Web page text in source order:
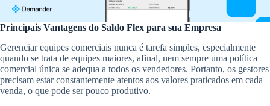
Principais Vantagens do Saldo Flex para sua Empresa
Gerenciar equipes comerciais nunca é tarefa simples, especialmente
quando se trata de equipes maiores, afinal, nem sempre uma política
comercial única se adequa a todos os vendedores. Portanto, os gestores
precisam estar constantemente atentos aos valores praticados em cada
venda, o que pode ser pouco produtivo.